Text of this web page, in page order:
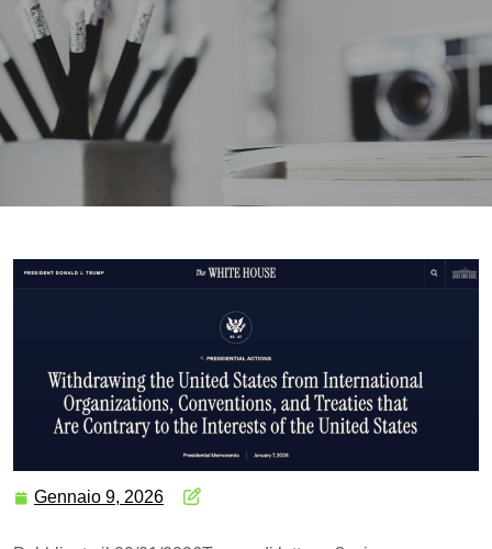
Gennaio 9, 2026